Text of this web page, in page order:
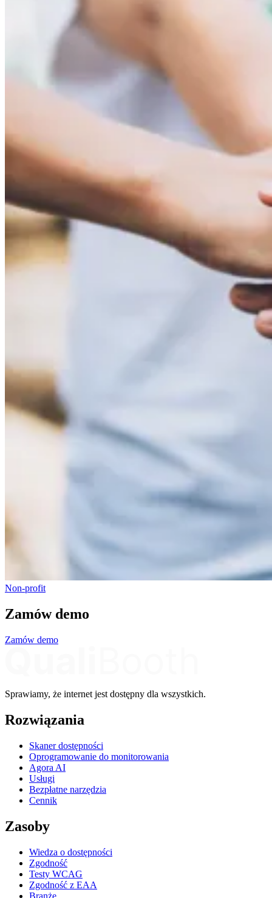
Non-profit
Zamów demo
Zamów demo
Sprawiamy, że internet jest dostępny dla wszystkich.
Rozwiązania
Skaner dostępności
Oprogramowanie do monitorowania
Agora AI
Usługi
Bezpłatne narzędzia
Cennik
Zasoby
Wiedza o dostępności
Zgodność
Testy WCAG
Zgodność z EAA
Branże